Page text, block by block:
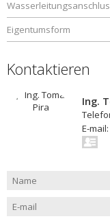
Eigentumsform
Kontaktieren
Ing.
E-mail: